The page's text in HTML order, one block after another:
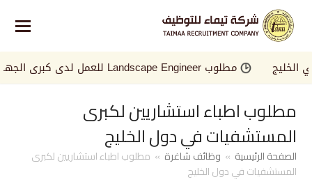
مطلوب Landscape Engineer للعمل لدى كبرى الجهات في الخليج
مطلوب اطباء استشاريين لكبرى
المستشفيات في دول الخليج
الصفحة الرئيسية » وظائف شاغرة » مطلوب اطباء استشاريين لكبرى
المستشفيات في دول الخليج